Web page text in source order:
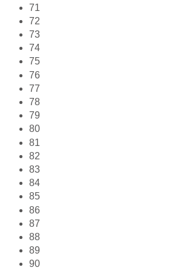
71
72
73
74
75
76
77
78
79
80
81
82
83
84
85
86
87
88
89
90